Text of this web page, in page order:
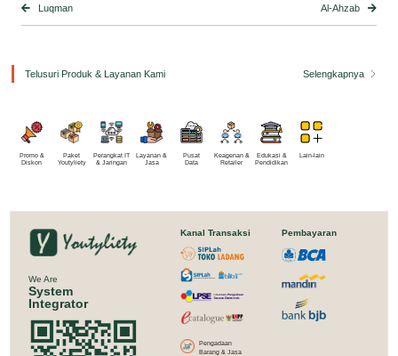
Luqman Al-Ahzab
Telusuri Produk & Layanan Kami Selengkapnya
Promo &
Diskon
Paket
Youtyliety
Perangkat IT
& Jaringan
Layanan &
Jasa
Pusat
Data
Keagenan &
Retailer
Edukasi &
Pendidikan
Lain-lain
We Are
System
Integrator
Kanal Transaksi
Pengadaan
Barang & Jasa
Pembayaran